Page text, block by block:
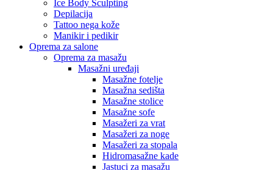
Ice Body Sculpting
Depilacija
Tattoo nega kože
Manikir i pedikir
Oprema za salone
Oprema za masažu
Masažni uređaji
Masažne fotelje
Masažna sedišta
Masažne stolice
Masažne sofe
Masažeri za vrat
Masažeri za noge
Masažeri za stopala
Hidromasažne kade
Jastuci za masažu